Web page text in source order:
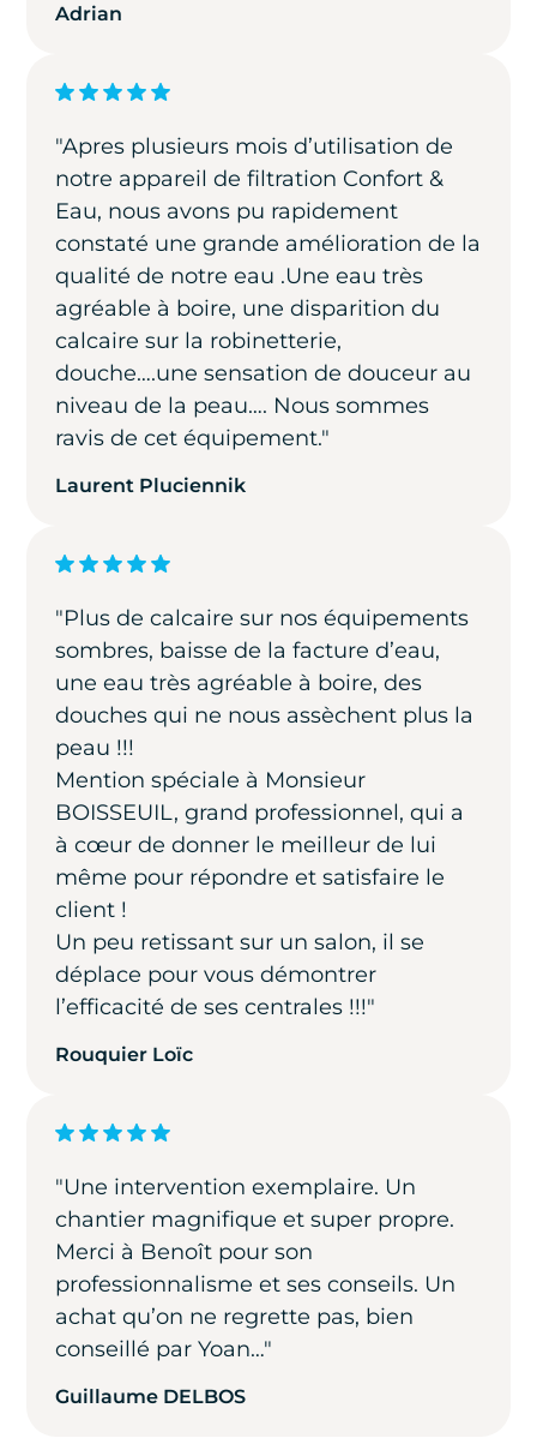
Adrian
"Apres plusieurs mois d’utilisation de
notre appareil de filtration Confort &
Eau, nous avons pu rapidement
constaté une grande amélioration de la
qualité de notre eau .Une eau très
agréable à boire, une disparition du
calcaire sur la robinetterie,
douche….une sensation de douceur au
niveau de la peau…. Nous sommes
ravis de cet équipement."
Laurent Pluciennik
"Plus de calcaire sur nos équipements
sombres, baisse de la facture d’eau,
une eau très agréable à boire, des
douches qui ne nous assèchent plus la
peau !!!
Mention spéciale à Monsieur
BOISSEUIL, grand professionnel, qui a
à cœur de donner le meilleur de lui
même pour répondre et satisfaire le
client !
Un peu retissant sur un salon, il se
déplace pour vous démontrer
l’efficacité de ses centrales !!!"
Rouquier Loïc
"Une intervention exemplaire. Un
chantier magnifique et super propre.
Merci à Benoît pour son
professionnalisme et ses conseils. Un
achat qu’on ne regrette pas, bien
conseillé par Yoan…"
Guillaume DELBOS